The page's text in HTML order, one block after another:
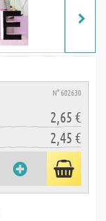
N° 602630
2,65 €
2,45 €